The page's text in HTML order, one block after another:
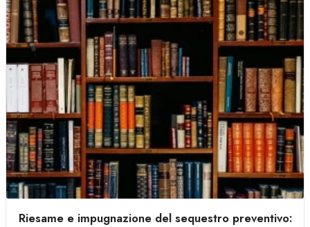
Riesame e impugnazione del sequestro preventivo: